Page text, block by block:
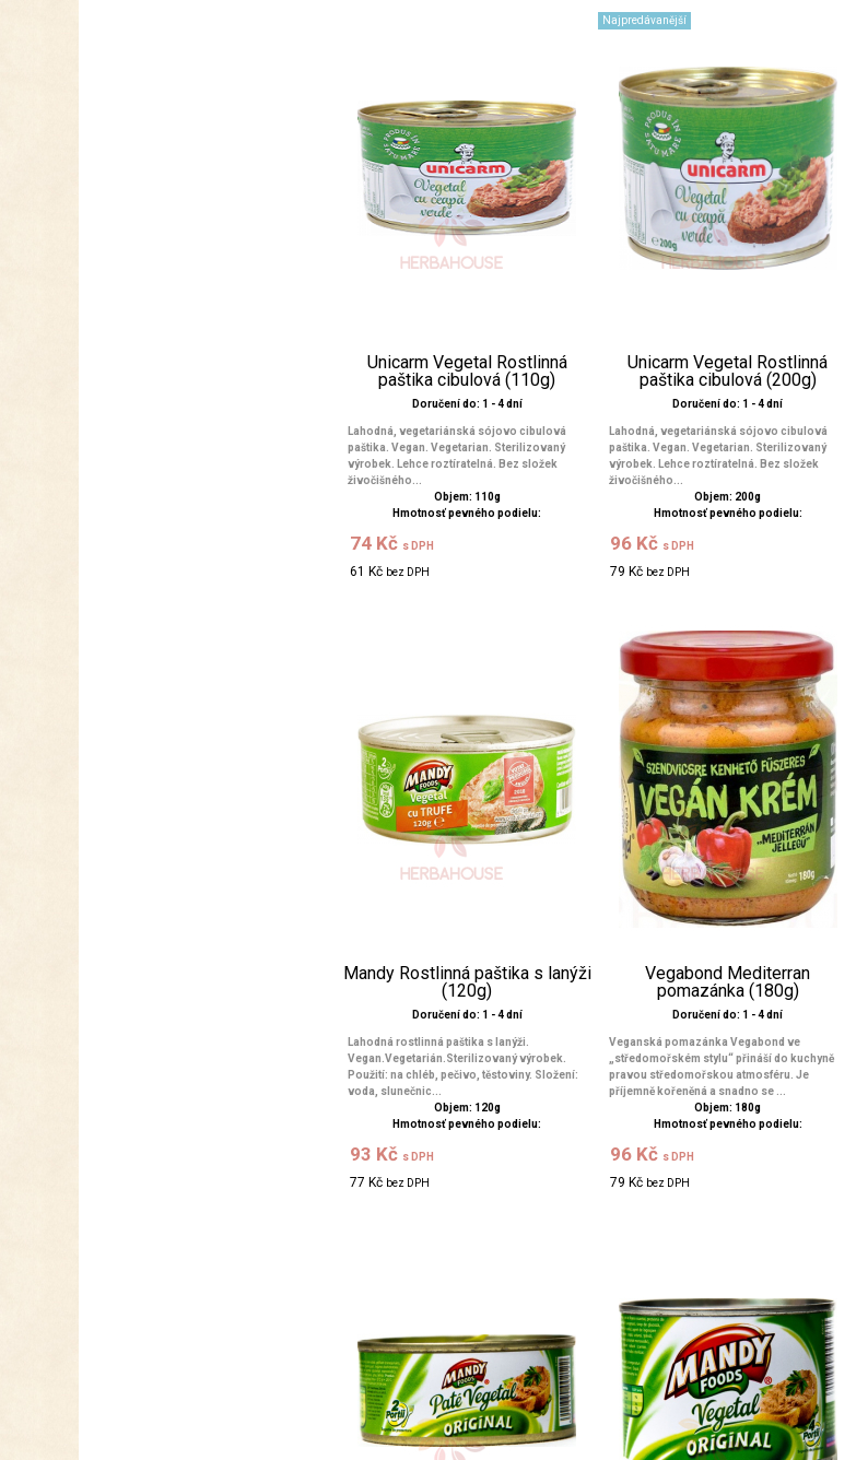
Unicarm Vegetal Rostlinná
paštika cibulová (110g)
Doručení do: 1 - 4 dní
Lahodná, vegetariánská sójovo cibulová
paštika. Vegan. Vegetarian. Sterilizovaný
výrobek. Lehce roztíratelná. Bez složek
živočišného...
Objem: 110g
Hmotnosť pevného podielu:
74 Kč s DPH
61 Kč bez DPH
Najpredávanější
Unicarm Vegetal Rostlinná
paštika cibulová (200g)
Doručení do: 1 - 4 dní
Lahodná, vegetariánská sójovo cibulová
paštika. Vegan. Vegetarian. Sterilizovaný
výrobek. Lehce roztíratelná. Bez složek
živočišného...
Objem: 200g
Hmotnosť pevného podielu:
96 Kč s DPH
79 Kč bez DPH
Mandy Rostlinná paštika s lanýži
(120g)
Doručení do: 1 - 4 dní
Lahodná rostlinná paštika s lanýži.
Vegan.Vegetarián.Sterilizovaný výrobek.
Použití: na chléb, pečivo, těstoviny. Složení:
voda, slunečnic...
Objem: 120g
Hmotnosť pevného podielu:
93 Kč s DPH
77 Kč bez DPH
Vegabond Mediterran
pomazánka (180g)
Doručení do: 1 - 4 dní
Veganská pomazánka Vegabond ve
„středomořském stylu“ přináší do kuchyně
pravou středomořskou atmosféru. Je
příjemně kořeněná a snadno se ...
Objem: 180g
Hmotnosť pevného podielu:
96 Kč s DPH
79 Kč bez DPH